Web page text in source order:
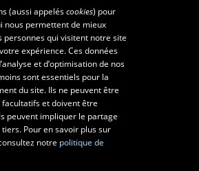
du territoire et de développement
et développement
(aussi appeléscookies) pour
nous permettent de mieux
qui visitent notre site
expérience. Ces données
et d’optimisation de nos
sont essentiels pour la
du site. Ils ne peuvent être
facultatifs et doivent être
peuvent impliquer le partage
Pour en savoir plus sur
notre politique de